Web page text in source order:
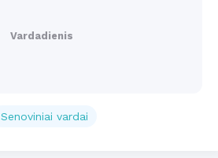
Vardadienis
Senoviniai vardai